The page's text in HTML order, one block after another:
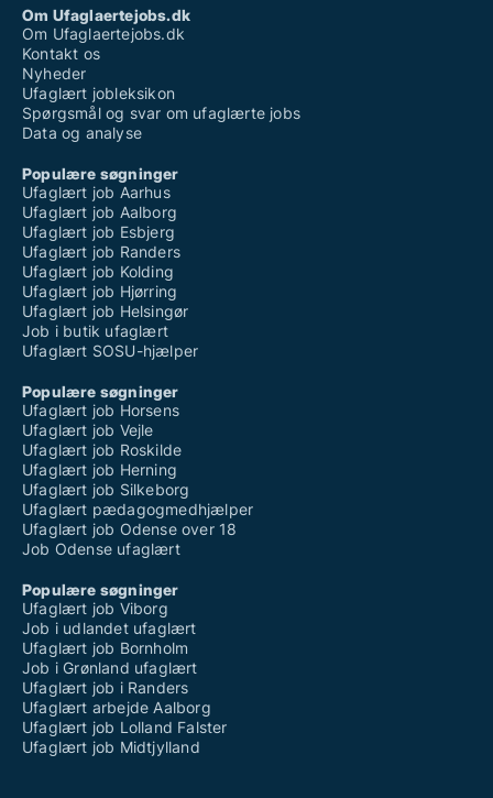
Om Ufaglaertejobs.dk
Om Ufaglaertejobs.dk
Kontakt os
Nyheder
Ufaglært jobleksikon
Spørgsmål og svar om ufaglærte jobs
Data og analyse
Populære søgninger
Ufaglært job Aarhus
Ufaglært job Aalborg
Ufaglært job Esbjerg
Ufaglært job Randers
Ufaglært job Kolding
Ufaglært job Hjørring
Ufaglært job Helsingør
Job i butik ufaglært
Ufaglært SOSU-hjælper
Populære søgninger
Ufaglært job Horsens
Ufaglært job Vejle
Ufaglært job Roskilde
Ufaglært job Herning
Ufaglært job Silkeborg
Ufaglært pædagogmedhjælper
Ufaglært job Odense over 18
Job Odense ufaglært
Populære søgninger
Ufaglært job Viborg
Job i udlandet ufaglært
Ufaglært job Bornholm
Job i Grønland ufaglært
Ufaglært job i Randers
Ufaglært arbejde Aalborg
Ufaglært job Lolland Falster
Ufaglært job Midtjylland